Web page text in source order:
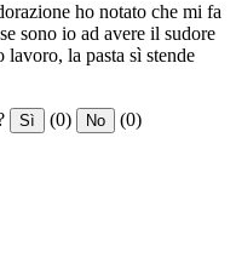
ho notato che mi fa
sono io ad avere il sudore
la pasta sì stende
Sì (0) No (0)